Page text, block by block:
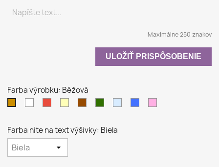
Maximálne 250 znakov
ULOŽIŤ PRISPÔSOBENIE
Farba výrobku: Béžová
Farba nite na text výšivky: Biela